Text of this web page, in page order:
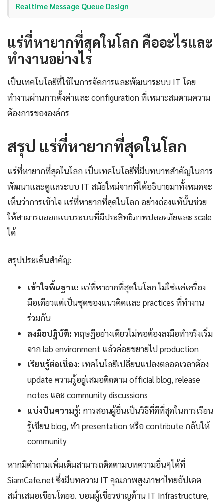
Realtime Message Queue Design
แร่ที่หายากที่สุดในโลก คืออะไรและ
ทำงานอย่างไร
เป็นเทคโนโลยีที่ใช้ในการจัดการและพัฒนาระบบ IT โดย
ทำงานผ่านการตั้งค่าและ configuration ที่เหมาะสมตามความ
ต้องการขององค์กร
สรุป แร่ที่หายากที่สุดในโลก
แร่ที่หายากที่สุดในโลก เป็นเทคโนโลยีที่มีบทบาทสำคัญในการ
พัฒนาและดูแลระบบ IT สมัยใหม่จากที่ได้อธิบายมาทั้งหมดจะ
เห็นว่าการเข้าใจ แร่ที่หายากที่สุดในโลก อย่างถ่องแท้นั้นช่วย
ให้สามารถออกแบบระบบที่มีประสิทธิภาพปลอดภัยและ scale
ได้
สรุปประเด็นสำคัญ:
เข้าใจพื้นฐาน: แร่ที่หายากที่สุดในโลก ไม่ใช่แค่เครื่อง
มือเดียวแต่เป็นชุดของแนวคิดและ practices ที่ทำงาน
ร่วมกัน
ลงมือปฏิบัติ: ทฤษฎีอย่างเดียวไม่พอต้องลงมือทำจริงเริ่ม
จาก lab environment แล้วค่อยขยายไป production
เรียนรู้ต่อเนื่อง: เทคโนโลยีเปลี่ยนแปลงตลอดเวลาต้อง
update ความรู้อยู่เสมอติดตาม official blog, release
notes และ community discussions
แบ่งปันความรู้: การสอนผู้อื่นเป็นวิธีที่ดีที่สุดในการเรียน
รู้เขียน blog, ทำ presentation หรือ contribute กลับให้
community
หากมีคำถามเพิ่มเติมสามารถติดตามบทความอื่นๆได้ที่
SiamCafe.net ซึ่งมีบทความ IT คุณภาพสูงภาษาไทยอัปเดต
สม่ำเสมอเขียนโดยอ. บอมผู้เชี่ยวชาญด้าน IT Infrastructure,